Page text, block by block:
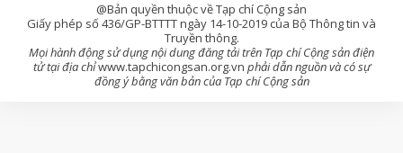
@Bản quyền thuộc về Tạp chí Cộng sản
Giấy phép số 436/GP-BTTTT ngày 14-10-2019 của Bộ Thông tin và
Truyền thông.
Mọi hành động sử dụng nội dung đăng tải trên Tạp chí Cộng sản điện
tử tại địa chỉwww.tapchicongsan.org.vn phải dẫn nguồn và có sự
đồng ý bằng văn bản của Tạp chí Cộng sản